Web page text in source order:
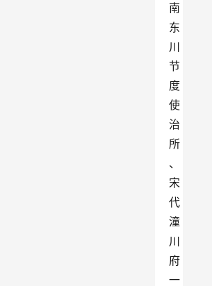
南
东
川
节
度
使
治
所
、
宋
代
潼
川
府
一